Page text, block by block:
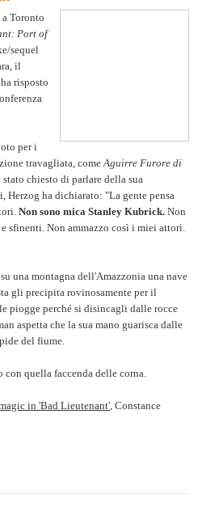
Toronto
Port of
sequel
il
ha risposto
per i
travagliata, come Aguirre Furore di
stato chiesto di parlare della sua
Herzog ha dichiarato: "La gente pensa
Non sono mica Stanley Kubrick. Non
sfinenti. Non ammazzo così i miei attori.
una montagna dell'Amazzonia una nave
gli precipita rovinosamente per il
piogge perché si disincagli dalle rocce
aspetta che la sua mano guarisca dalle
del fiume.
quella faccenda delle corna.
in 'Bad Lieutenant' , Constance